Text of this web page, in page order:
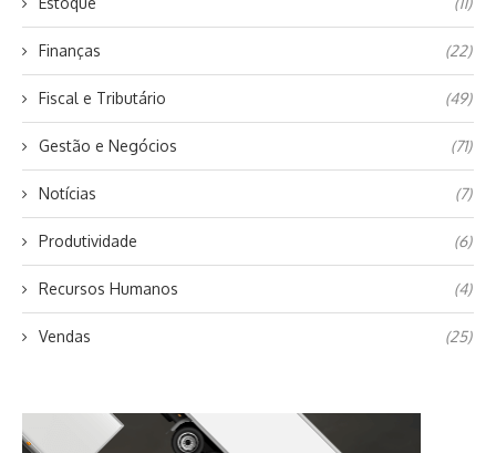
Finanças (22)
Fiscal e Tributário (49)
Gestão e Negócios (71)
Notícias (7)
Produtividade (6)
Recursos Humanos (4)
Vendas (25)